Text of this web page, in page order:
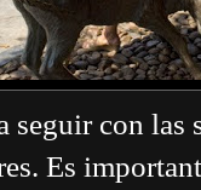
seguir con las
Es